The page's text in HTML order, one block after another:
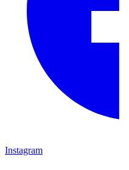
Instagram